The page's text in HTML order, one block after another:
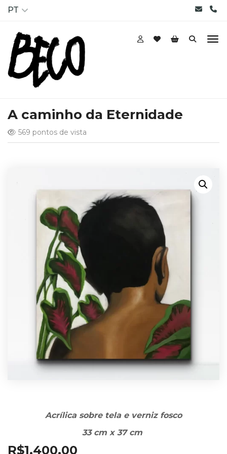
PT
A caminho da Eternidade
569 pontos de vista
Acrílica sobre tela e verniz fosco
33 cm x 37 cm
R$1.400,00